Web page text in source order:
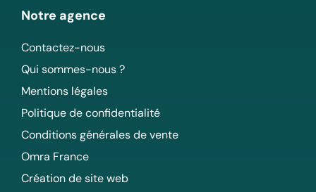
Notre agence
Contactez-nous
Qui sommes-nous ?
Mentions légales
Politique de confidentialité
Conditions générales de vente
Omra France
Création de site web